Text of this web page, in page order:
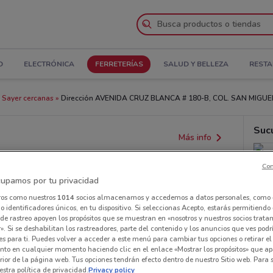
ELECTRÓNICA FERRETERÍAS SALUD Y BELLEZA
cercanas Dirección AVENIDA CRUZ BLANCA # 180-B, COL. SAN
Más info
por tu privacidad
como nuestros 1014socios almacenamos y accedemos a datos personales, como
identificadores únicos, en tu dispositivo. Si seleccionas Acepto, estarás
rastreo apoyen los propósitos que se muestran en «nosotros y nuestros socios
Si se deshabilitan los rastreadores, parte del contenido y los anuncios que ves
para ti. Puedes volver a acceder a este menú para cambiar tus opciones o retirar el
en cualquier momento haciendo clic en el enlace «Mostrar los propósitos» que
de la página web. Tus opciones tendrán efecto dentro de nuestro Sitio web. Para
política de privacidad.Privacy policy